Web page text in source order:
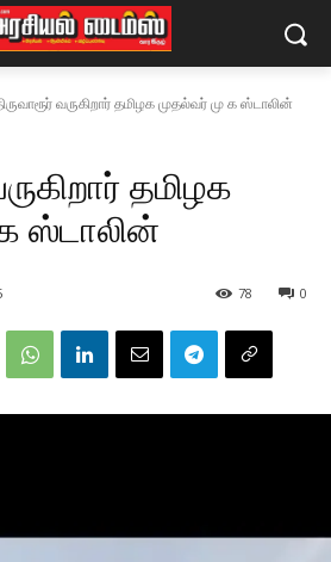
வருகிறார் தமிழக முதல்வர் மு க ஸ்டாலின்
தமிழக
ஸ்டாலின்
0
78